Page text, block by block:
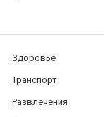
Здоровье
Транспорт
Развлечения